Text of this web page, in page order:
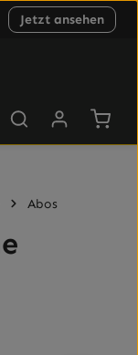
Jetzt ansehen
Abos